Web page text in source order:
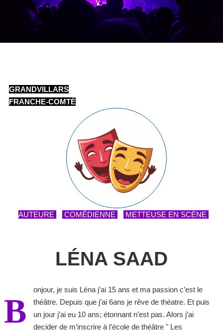
GRANDVILLARS
FRANCHE-COMTÉ
AUTEURE COMÉDIENNE METTEUSE EN SCÈNE
LÉNA SAAD
B
onjour, je suis Léna j’ai 15 ans et ma passion c’est le
théâtre. Depuis que j’ai 6ans je rêve de théatre. Et puis
un jour j’ai eu 10 ans; étonnant n’est pas. Alors j’ai
decider de m’inscrire à l’école de théâtre " Les